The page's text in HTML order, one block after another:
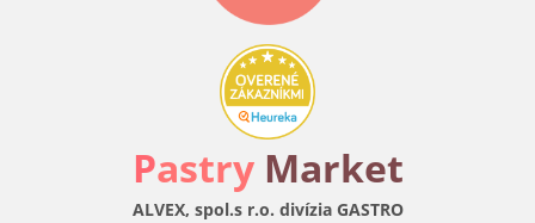
Pastry Market
ALVEX, spol.s r.o. divízia GASTRO